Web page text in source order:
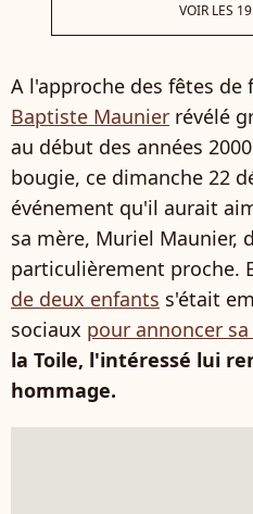
VOIR LES
A l'approche des fêtes de
Baptiste Maunier révélé
au début des années
bougie, ce dimanche 22
événement qu'il aurait
sa mère, Muriel Maunier,
particulièrement proche.
de deux enfants s'était
sociaux pour annoncer
la Toile, l'intéressé lui
hommage.